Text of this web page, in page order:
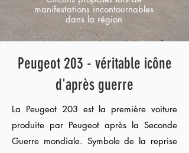
manifestations incontournables
dans la région
Peugeot 203 - véritable icône
d'après guerre
La Peugeot 203 est la première voiture
produite par Peugeot après la Seconde
Guerre mondiale. Symbole de la reprise